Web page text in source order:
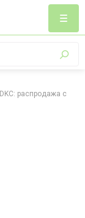
DKC: распродажа